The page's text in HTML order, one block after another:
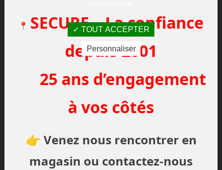
📍 SECURE – La confiance
depuis 2001
25 ans d’engagement
à vos côtés
👉 Venez nous rencontrer en
magasin ou contactez-nous
Où nous
Demande
devis gratuit
rendez-vous
TOUT ACCEPTER
Personnaliser